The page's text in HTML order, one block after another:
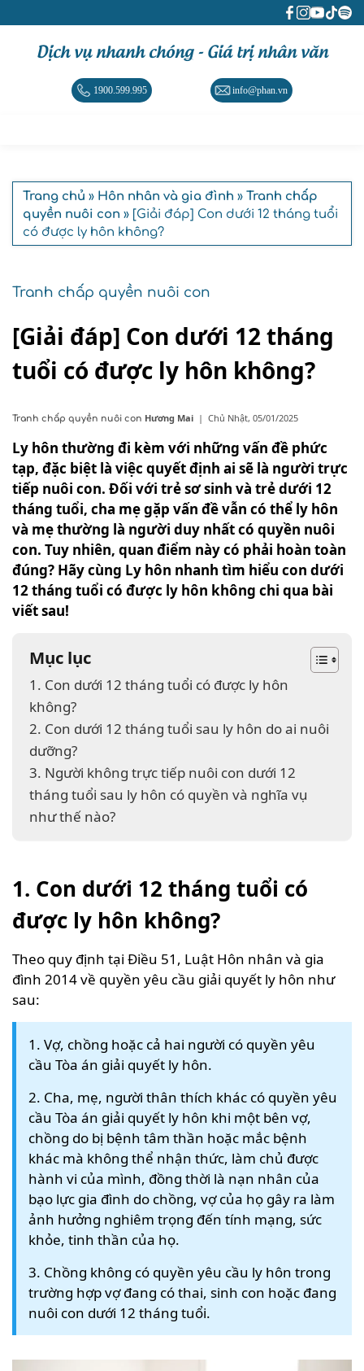
Dịch vụ nhanh chóng - Giá trị nhân văn
1900.599.995 info@phan.vn
Trang chủ » Hôn nhân và gia đình » Tranh chấp
quyền nuôi con » [Giải đáp] Con dưới 12 tháng tuổi
có được ly hôn không?
Tranh chấp quyền nuôi con
[Giải đáp] Con dưới 12 tháng
tuổi có được ly hôn không?
Tranh chấp quyền nuôi con Hương Mai | Chủ Nhật, 05/01/2025
Ly hôn thường đi kèm với những vấn đề phức
tạp, đặc biệt là việc quyết định ai sẽ là người trực
tiếp nuôi con. Đối với trẻ sơ sinh và trẻ dưới 12
tháng tuổi, cha mẹ gặp vấn đề vẫn có thể ly hôn
và mẹ thường là người duy nhất có quyền nuôi
con. Tuy nhiên, quan điểm này có phải hoàn toàn
đúng? Hãy cùng Ly hôn nhanh tìm hiểu con dưới
12 tháng tuổi có được ly hôn không chi qua bài
viết sau!
Mục lục
1. Con dưới 12 tháng tuổi có được ly hôn
không?
2. Con dưới 12 tháng tuổi sau ly hôn do ai nuôi
dưỡng?
3. Người không trực tiếp nuôi con dưới 12
tháng tuổi sau ly hôn có quyền và nghĩa vụ
như thế nào?
1. Con dưới 12 tháng tuổi có
được ly hôn không?
Theo quy định tại Điều 51, Luật Hôn nhân và gia
đình 2014 về quyền yêu cầu giải quyết ly hôn như
sau:
1. Vợ, chồng hoặc cả hai người có quyền yêu
cầu Tòa án giải quyết ly hôn.
2. Cha, mẹ, người thân thích khác có quyền yêu
cầu Tòa án giải quyết ly hôn khi một bên vợ,
chồng do bị bệnh tâm thần hoặc mắc bệnh
khác mà không thể nhận thức, làm chủ được
hành vi của mình, đồng thời là nạn nhân của
bạo lực gia đình do chồng, vợ của họ gây ra làm
ảnh hưởng nghiêm trọng đến tính mạng, sức
khỏe, tinh thần của họ.
3. Chồng không có quyền yêu cầu ly hôn trong
trường hợp vợ đang có thai, sinh con hoặc đang
nuôi con dưới 12 tháng tuổi.